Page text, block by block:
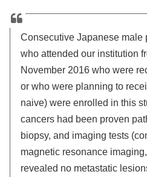
Consecutive Japanese male
who attended our institution
November 2016 who were
or who were planning to
naive) were enrolled in this
cancers had been proven
biopsy, and imaging tests
magnetic resonance
revealed no metastatic